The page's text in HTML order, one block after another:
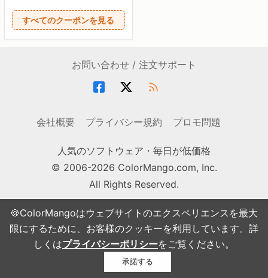
🍪ColorMangoはウェブサイトのエクスペリエンスを最大
限にするために、お客様のクッキーを利用しています。詳
しくはプライバシーポリシーをご覧ください。
承諾する
すべてのクーポンを見る
お問い合わせ / 注文サポート
会社概要 プライバシー規約 プロモ問題
人気のソフトウェア・毎日が低価格
© 2006-2026 ColorMango.com, Inc.
All Rights Reserved.